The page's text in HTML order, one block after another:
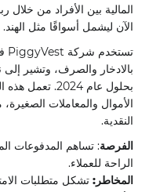
المالية بين الأفراد من
الآن ليشمل أسواقًا مثل الهند.
بحلول عام
الأموال والمعاملات
النقدية.
الفرصة: تساهم المدفوعات
الراحة للعملاء.
المخاطر: تشكل متطلبات